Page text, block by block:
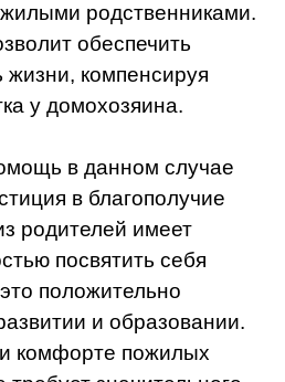
родственниками.
обеспечить
компенсируя
у домохозяина.
в данном случае
в благополучие
родителей имеет
посвятить себя
положительно
и образовании.
комфорте пожилых